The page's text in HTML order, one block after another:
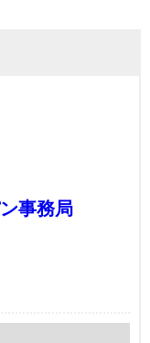
事務局